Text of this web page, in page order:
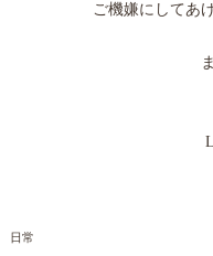
ご機嫌にしてあ
日常